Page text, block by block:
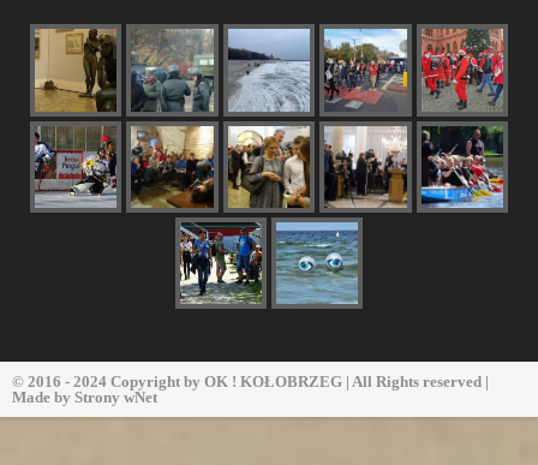
© 2016 - 2024 Copyright by OK ! KOŁOBRZEG | All Rights reserved |
Made by Strony wNet